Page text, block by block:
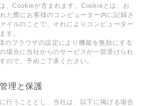
、Cookieが含まれます。Cookieとは、お
た際にお客様のコンピューター内に記録さ
イルのことで、それによりコンピューター
す。
のブラウザの設定により機能を無効にする
場合に当社からのサービスが⼀部受けられ
ので、予めご了承ください。
理と保護
⾏うこととし、当社は、以下に掲げる場合